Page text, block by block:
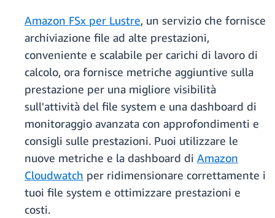
Amazon FSx per Lustre, un servizio che fornisce
archiviazione file ad alte prestazioni,
conveniente e scalabile per carichi di lavoro di
calcolo, ora fornisce metriche aggiuntive sulla
prestazione per una migliore visibilità
sull'attività del file system e una dashboard di
monitoraggio avanzata con approfondimenti e
consigli sulle prestazioni. Puoi utilizzare le
nuove metriche e la dashboard di Amazon
Cloudwatch per ridimensionare correttamente i
tuoi file system e ottimizzare prestazioni e
costi.